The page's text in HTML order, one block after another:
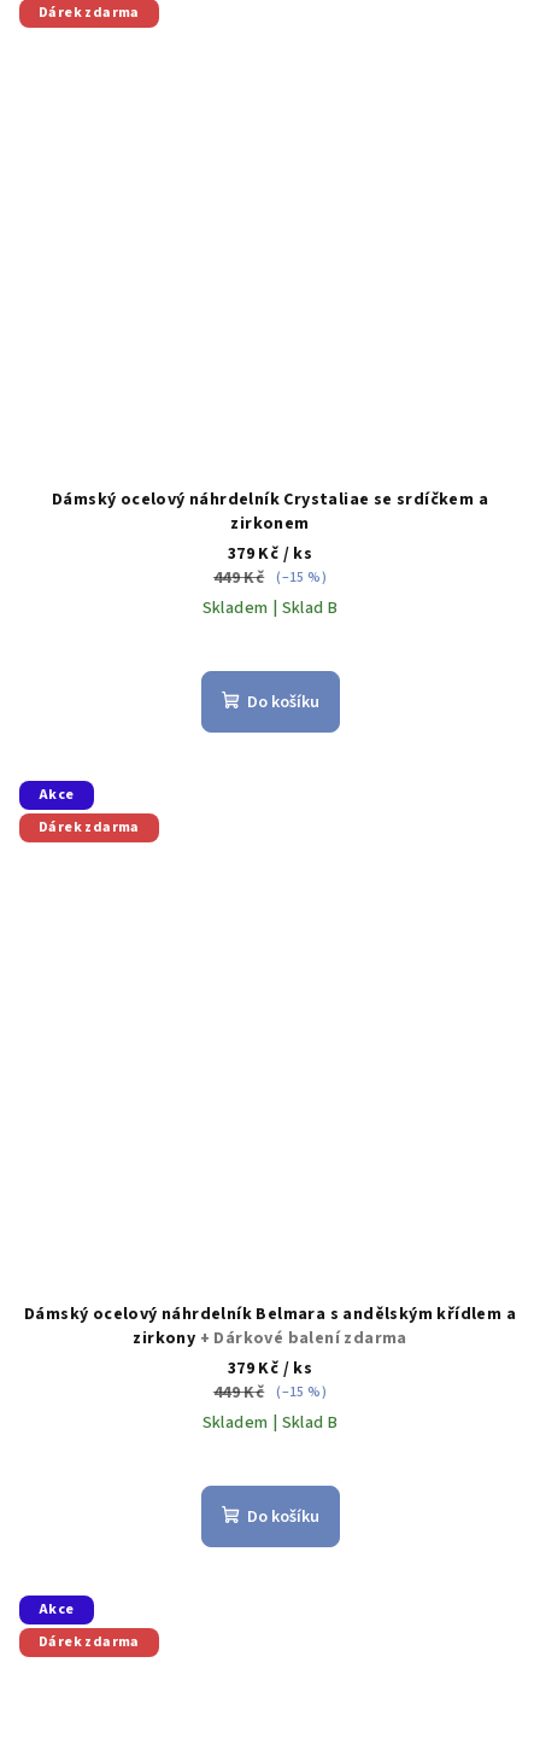
Dárek zdarma
Dámský ocelový náhrdelník Crystaliae se srdíčkem a
zirkonem
379 Kč / ks
449 Kč (–15 %)
Skladem | Sklad B
Do košíku
Akce
Dárek zdarma
Dámský ocelový náhrdelník Belmara s andělským křídlem a
zirkony + Dárkové balení zdarma
379 Kč / ks
449 Kč (–15 %)
Skladem | Sklad B
Do košíku
Akce
Dárek zdarma